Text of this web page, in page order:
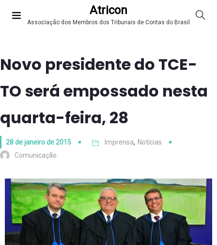
Atricon
Associação dos Membros dos Tribunais de Contas do Brasil
Novo presidente do TCE-
TO será empossado nesta
quarta-feira, 28
28 de janeiro de 2015 Imprensa, Notícias
Comunicação